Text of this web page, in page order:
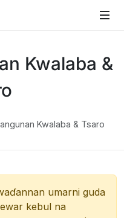
Kwalaba &
Kwalaba & Tsaro
umarni guda
kebul na